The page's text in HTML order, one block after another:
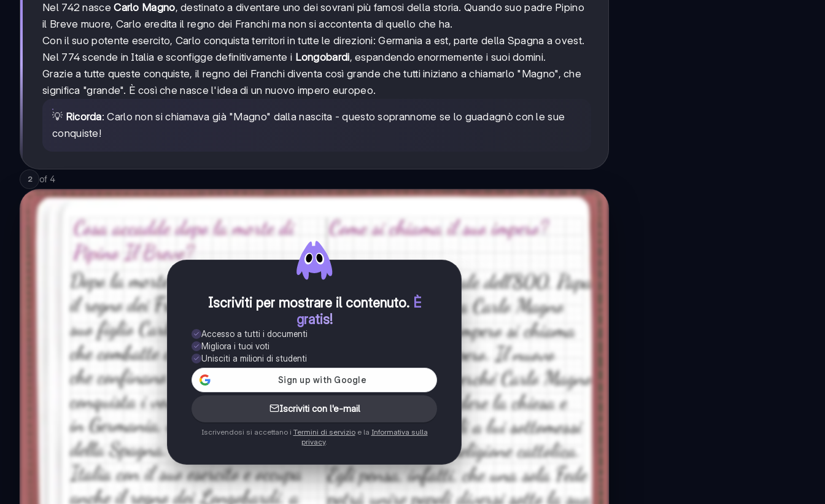
Nel 742 nasceCarlo Magno, destinato a diventare uno dei sovrani più famosi della storia. Quando suo padre Pipino
il Breve muore, Carlo eredita il regno dei Franchi ma non si accontenta di quello che ha.
Con il suo potente esercito, Carlo conquista territori in tutte le direzioni: Germania a est, parte della Spagna a ovest.
Nel 774 scende in Italia e sconfigge definitivamente i Longobardi, espandendo enormemente i suoi domini.
Grazie a tutte queste conquiste, il regno dei Franchi diventa così grande che tutti iniziano a chiamarlo "Magno", che
significa "grande". È così che nasce l'idea di un nuovo impero europeo.
💡 Ricorda: Carlo non si chiamava già "Magno" dalla nascita - questo soprannome se lo guadagnò con le sue
conquiste!
2 of 4
Iscriviti per mostrare il contenuto. È
gratis!
Accesso a tutti i documenti
Migliora i tuoi voti
Unisciti a milioni di studenti
Iscriviti con l'e-mail
Iscrivendosi si accettano i Termini di servizioe la Informativa sulla
privacy.